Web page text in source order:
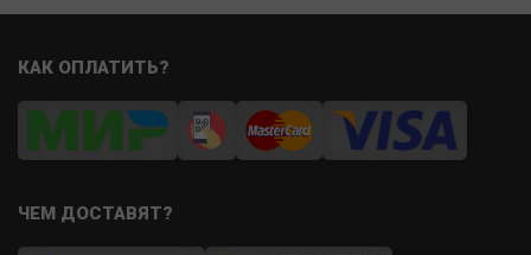
КАК ОПЛАТИТЬ?
ЧЕМ ДОСТАВЯТ?